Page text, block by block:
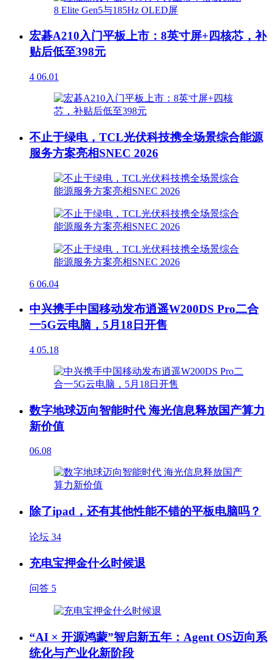
宏碁A210入门平板上市：8英寸屏+四核芯，补
贴后低至398元
4 06.01
不止于绿电，TCL光伏科技携全场景综合能源
服务方案亮相SNEC 2026
6 06.04
中兴携手中国移动发布逍遥W200DS Pro二合
一5G云电脑，5月18日开售
4 05.18
数字地球迈向智能时代 海光信息释放国产算力
新价值
06.08
除了ipad，还有其他性能不错的平板电脑吗？
论坛 34
充电宝押金什么时候退
问答 5
“AI × 开源鸿蒙”智启新五年：Agent OS迈向系
统化与产业化新阶段